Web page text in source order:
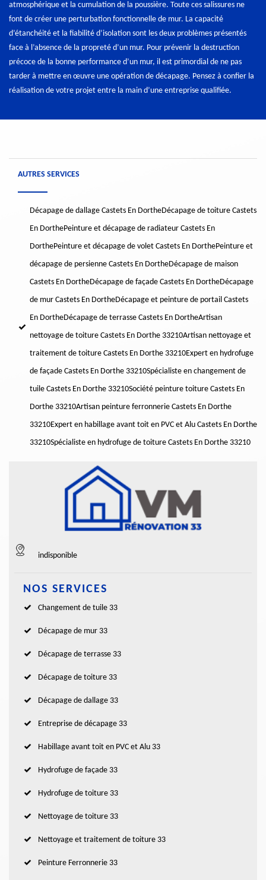
atmosphérique et la cumulation de la poussière. Toute ces salissures ne
font de créer une perturbation fonctionnelle de mur. La capacité
d’étanchéité et la fiabilité d’isolation sont les deux problèmes présentés
face à l’absence de la propreté d’un mur. Pour prévenir la destruction
précoce de la bonne performance d’un mur, il est primordial de ne pas
tarder à mettre en œuvre une opération de décapage. Pensez à confier la
réalisation de votre projet entre la main d’une entreprise qualifiée.
AUTRES SERVICES
Décapage de dallage Castets En DortheDécapage de toiture Castets
En DorthePeinture et décapage de radiateur Castets En
DorthePeinture et décapage de volet Castets En DorthePeinture et
décapage de persienne Castets En DortheDécapage de maison
Castets En DortheDécapage de façade Castets En DortheDécapage
de mur Castets En DortheDécapage et peinture de portail Castets
En DortheDécapage de terrasse Castets En DortheArtisan
nettoyage de toiture Castets En Dorthe 33210Artisan nettoyage et
traitement de toiture Castets En Dorthe 33210Expert en hydrofuge
de façade Castets En Dorthe 33210Spécialiste en changement de
tuile Castets En Dorthe 33210Société peinture toiture Castets En
Dorthe 33210Artisan peinture ferronnerie Castets En Dorthe
33210Expert en habillage avant toit en PVC et Alu Castets En Dorthe
33210Spécialiste en hydrofuge de toiture Castets En Dorthe 33210
indisponible
NOS SERVICES
Changement de tuile 33
Décapage de mur 33
Décapage de terrasse 33
Décapage de toiture 33
Décapage de dallage 33
Entreprise de décapage 33
Habillage avant toit en PVC et Alu 33
Hydrofuge de façade 33
Hydrofuge de toiture 33
Nettoyage de toiture 33
Nettoyage et traitement de toiture 33
Peinture Ferronnerie 33